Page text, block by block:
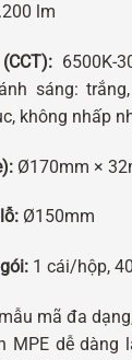
lm
6500K-
sáng:
không nhấp
Ø170mm ×
Ø150mm
1 cái/hộp,
mã đa
MPE dễ dàng